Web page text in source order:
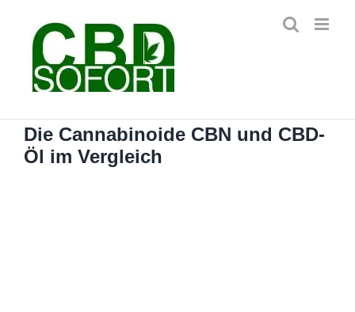
springen
Die Cannabinoide CBN und CBD-
Öl im Vergleich